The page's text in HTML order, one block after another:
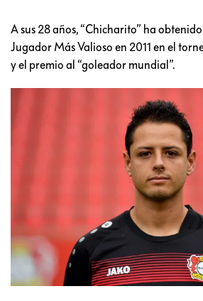
A sus 28 años, “Chicharito” ha
Jugador Más Valioso en 2011 en el
y el premio al “goleador mundial”.